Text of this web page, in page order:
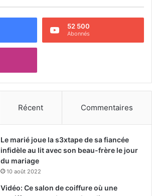
52 500
Abonnés
Récent Commentaires
Le marié joue la s3xtape de sa fiancée
infidèle au lit avec son beau-frère le jour
du mariage
10 août 2022
Vidéo: Ce salon de coiffure où une